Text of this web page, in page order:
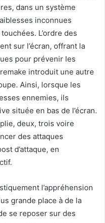
dans un système
inconnues
L’ordre des
sur l’écran, offrant la
pour prévenir les
introduit une autre
Ainsi, lorsque les
ennemies, ils
située en bas de l’écran.
deux, trois voire
des attaques
d’attaque, en
l’appréhension
grande place à de la
se reposer sur des